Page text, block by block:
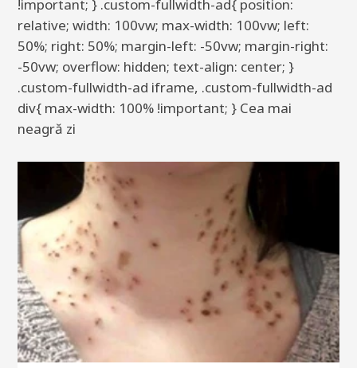
!important; } .custom-fullwidth-ad{ position:
relative; width: 100vw; max-width: 100vw; left:
50%; right: 50%; margin-left: -50vw; margin-right:
-50vw; overflow: hidden; text-align: center; }
.custom-fullwidth-ad iframe, .custom-fullwidth-ad
div{ max-width: 100% !important; } Cea mai
neagră zi